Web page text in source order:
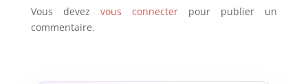
Vous devez vous connecter pour publier un
commentaire.